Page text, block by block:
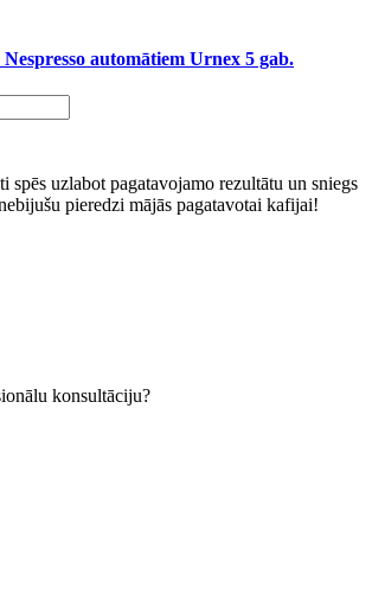
automātiem Urnex 5 gab.
spēs uzlabot pagatavojamo rezultātu un sniegs
pieredzi mājās pagatavotai kafijai!
konsultāciju?